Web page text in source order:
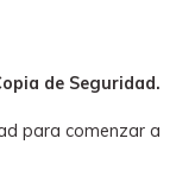
de Seguridad.
para comenzar a